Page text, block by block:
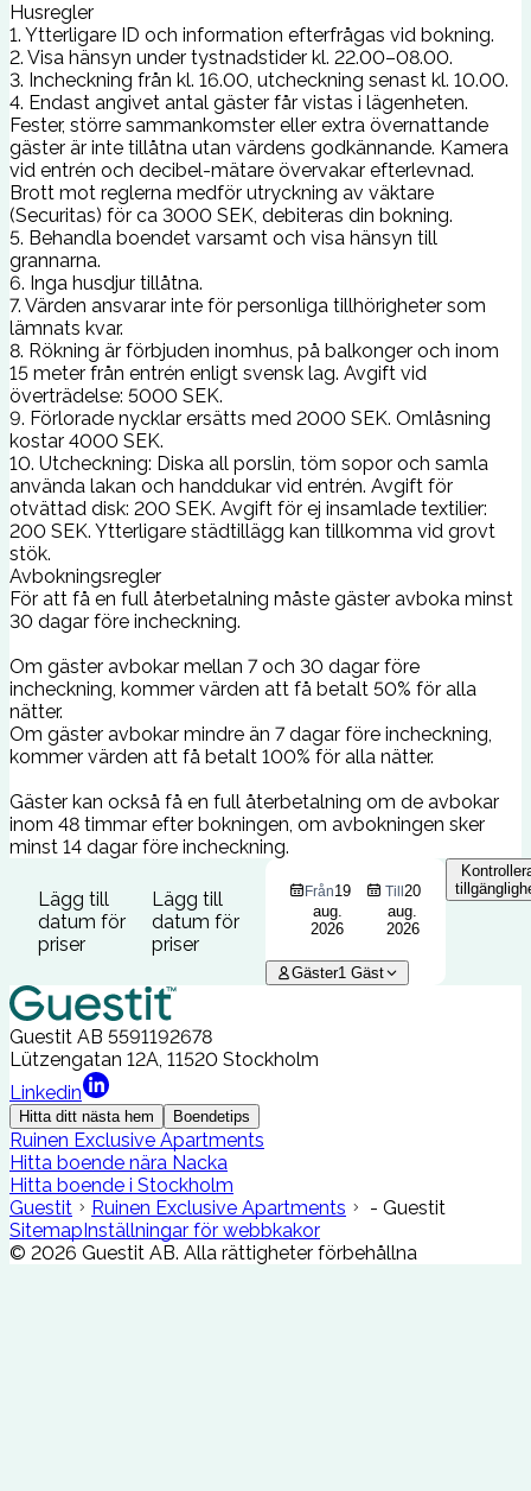
Husregler
1. Ytterligare ID och information efterfrågas vid bokning.
2. Visa hänsyn under tystnadstider kl. 22.00–08.00.
3. Incheckning från kl. 16.00, utcheckning senast kl. 10.00.
4. Endast angivet antal gäster får vistas i lägenheten.
Fester, större sammankomster eller extra övernattande
gäster är inte tillåtna utan värdens godkännande. Kamera
vid entrén och decibel-mätare övervakar efterlevnad.
Brott mot reglerna medför utryckning av väktare
(Securitas) för ca 3000 SEK, debiteras din bokning.
5. Behandla boendet varsamt och visa hänsyn till
grannarna.
6. Inga husdjur tillåtna.
7. Värden ansvarar inte för personliga tillhörigheter som
lämnats kvar.
8. Rökning är förbjuden inomhus, på balkonger och inom
15 meter från entrén enligt svensk lag. Avgift vid
överträdelse: 5000 SEK.
9. Förlorade nycklar ersätts med 2000 SEK. Omlåsning
kostar 4000 SEK.
10. Utcheckning: Diska all porslin, töm sopor och samla
använda lakan och handdukar vid entrén. Avgift för
otvättad disk: 200 SEK. Avgift för ej insamlade textilier:
200 SEK. Ytterligare städtillägg kan tillkomma vid grovt
stök.
Avbokningsregler
För att få en full återbetalning måste gäster avboka minst
30 dagar före incheckning.
Om gäster avbokar mellan 7 och 30 dagar före
incheckning, kommer värden att få betalt 50% för alla
nätter.
Om gäster avbokar mindre än 7 dagar före incheckning,
kommer värden att få betalt 100% för alla nätter.
Gäster kan också få en full återbetalning om de avbokar
inom 48 timmar efter bokningen, om avbokningen sker
minst 14 dagar före incheckning.
Lägg till
datum för
priser
Lägg till
datum för
priser
Från19
aug.
2026
Till 20
aug.
2026
Gäster1 Gäst
Guestit AB 5591192678
Lützengatan 12A, 11520 Stockholm
Linkedin
Hitta ditt nästa hem Boendetips
Ruinen Exclusive Apartments
Hitta boende nära Nacka
Hitta boende i Stockholm
Guestit
Ruinen Exclusive Apartments
- Guestit
Sitemap Inställningar för webbkakor
© 2026 Guestit AB. Alla rättigheter förbehållna